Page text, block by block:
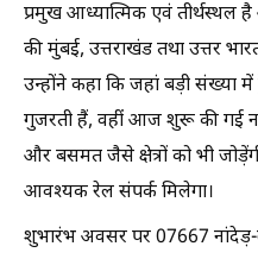
प्रमुख आध्यात्मिक एवं तीर्थस्थल
की मुंबई, उत्तराखंड तथा उत्तर
उन्होंने कहा कि जहां बड़ी संख्या
गुजरती हैं, वहीं आज शुरू की गई
और बसमत जैसे क्षेत्रों को भी
आवश्यक रेल संपर्क मिलेगा।
शुभारंभ अवसर पर 07667 नांदेड़-